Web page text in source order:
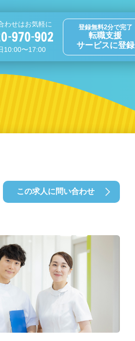
わせはお気軽に
10:00〜17:00
登録無料2分で完了
転職支援
サービスに登録
この求人に問い合わせ